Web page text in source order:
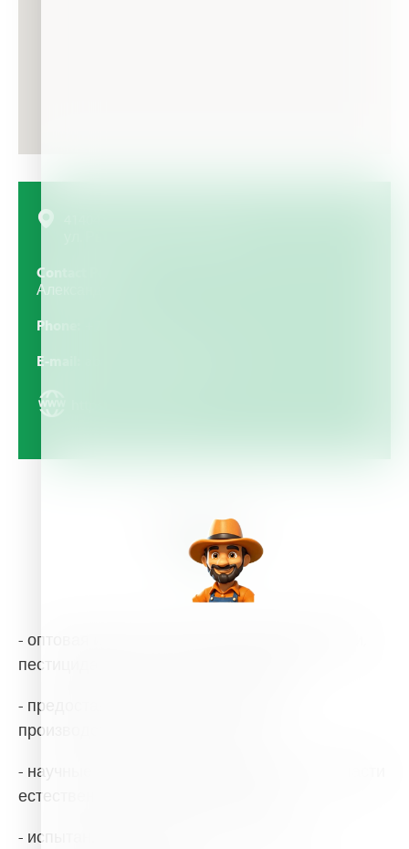
Contact Person
Александр
Phone
E-mail
About Us
- оптовая и розничная торговля удобрениями,
пестицидами, и др. агрохимикатами;
- предоставление услуг, связанных с
производством сельхозкультур;
- научные исследования и разработки в области
естественных и технических наук;
- испытания и анализ состава и чистоты